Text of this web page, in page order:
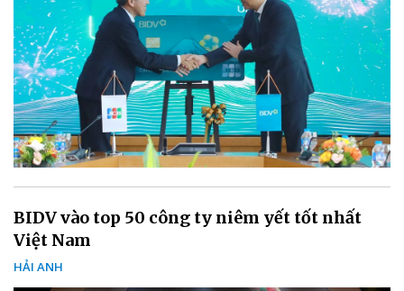
BIDV vào top 50 công ty niêm yết tốt nhất
Việt Nam
HẢI ANH